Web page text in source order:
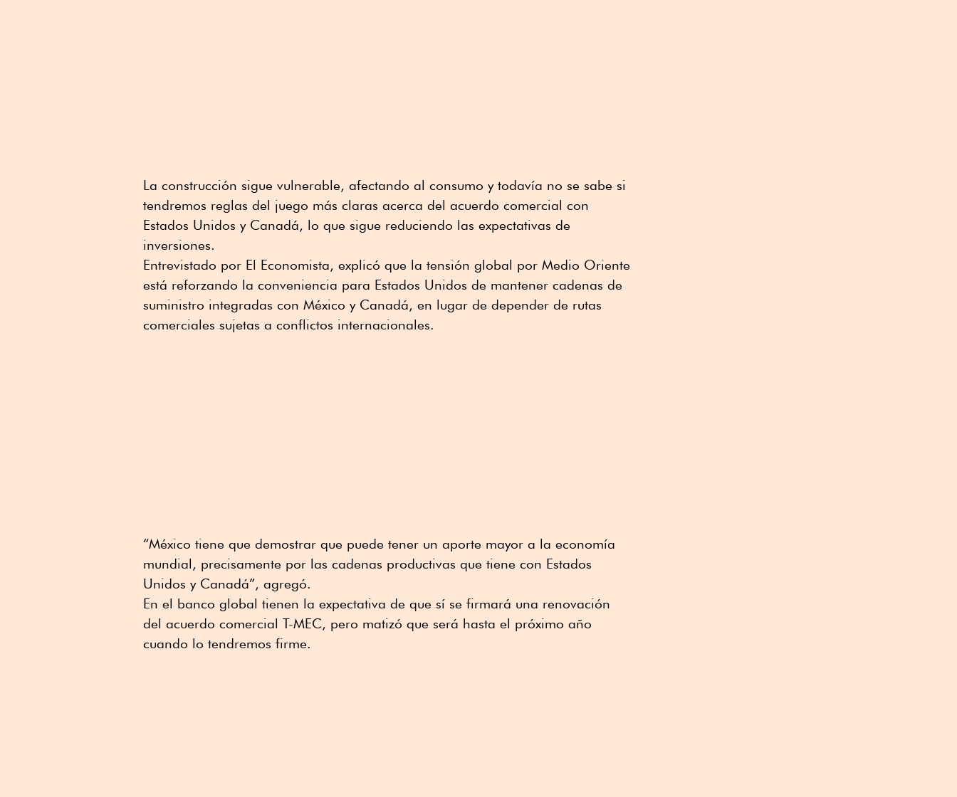
La construcción sigue vulnerable, afectando al consumo y todavía no se sabe si
tendremos reglas del juego más claras acerca del acuerdo comercial con
Estados Unidos y Canadá, lo que sigue reduciendo las expectativas de
inversiones.
Entrevistado por El Economista, explicó que la tensión global por Medio Oriente
está reforzando la conveniencia para Estados Unidos de mantener cadenas de
suministro integradas con México y Canadá, en lugar de depender de rutas
comerciales sujetas a conflictos internacionales.
“México tiene que demostrar que puede tener un aporte mayor a la economía
mundial, precisamente por las cadenas productivas que tiene con Estados
Unidos y Canadá”, agregó.
En el banco global tienen la expectativa de que sí se firmará una renovación
del acuerdo comercial T-MEC, pero matizó que será hasta el próximo año
cuando lo tendremos firme.